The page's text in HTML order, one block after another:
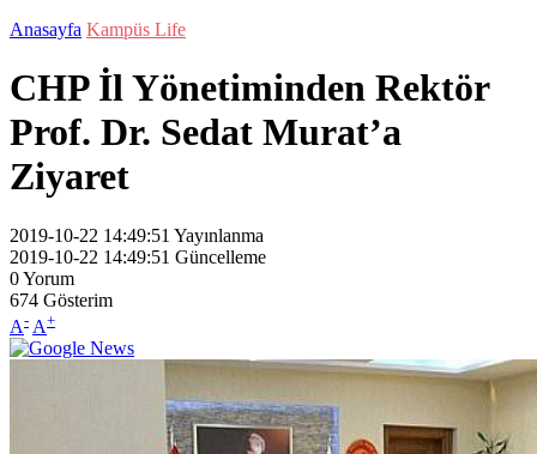
Anasayfa Kampüs Life
CHP İl Yönetiminden Rektör
Prof. Dr. Sedat Murat’a
Ziyaret
2019-10-22 14:49:51 Yayınlanma
2019-10-22 14:49:51 Güncelleme
0Yorum
674 Gösterim
A- A+